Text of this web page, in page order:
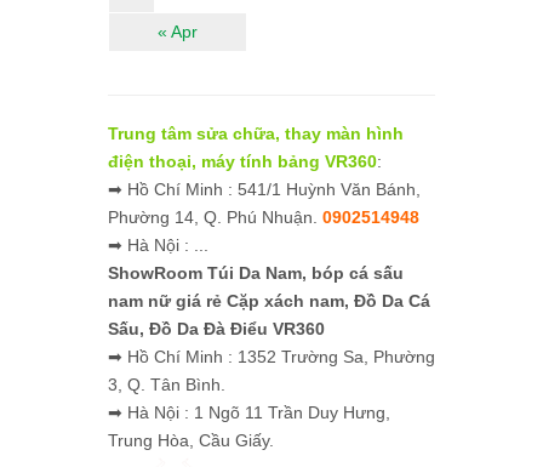
« Apr
Trung tâm sửa chữa, thay màn hình
điện thoại, máy tính bảng VR360:
➡ Hồ Chí Minh : 541/1 Huỳnh Văn Bánh,
Phường 14, Q. Phú Nhuận. 0902514948
➡ Hà Nội : ...
ShowRoom Túi Da Nam, bóp cá sấu
nam nữ giá rẻ Cặp xách nam, Đồ Da Cá
Sấu, Đồ Da Đà Điểu VR360
➡ Hồ Chí Minh : 1352 Trường Sa, Phường
3, Q. Tân Bình.
➡ Hà Nội : 1 Ngõ 11 Trần Duy Hưng,
Trung Hòa, Cầu Giấy.